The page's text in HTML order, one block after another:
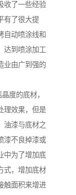
收了一些经验
有了很大提
自动喷涂线和
达到喷涂加工
业由广到强的
度的底材，
理效果，但是
油漆与底材之
漆不良掉漆或
中为了增加底
式，增加底材
触面积来增进